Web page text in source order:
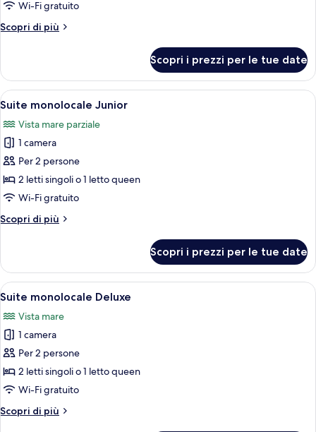
familiare
Wi-Fi gratuito
Scopri di più
Altri
familiare
Scopri i prezzi per le tue date
Apri
tutte
le
foto
per
Suite
monolocale
Camera d'albergo con un letto
1
Suite monolocale Junior
Vista mare parziale
1 camera
Per 2 persone
2 letti singoli o 1 letto queen
Wi-Fi gratuito
Scopri di più
Altri
monolocale
Junior
Scopri i prezzi per le tue date
Apri
tutte
le
foto
per
Suite
monolocale
Camera d'albergo con un letto
1
Suite monolocale Deluxe
Vista mare
1 camera
Per 2 persone
2 letti singoli o 1 letto queen
Wi-Fi gratuito
Scopri di più
Altri